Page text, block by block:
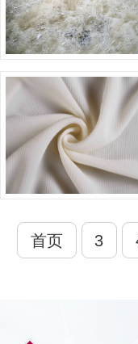
首页 3